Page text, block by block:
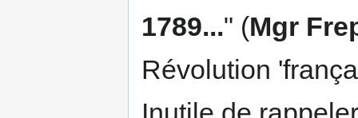
1789..." (Mgr
Révolution